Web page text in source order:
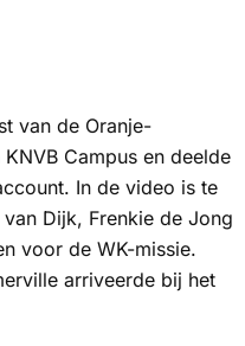
van de Oranje-
Campus en deelde
In de video is te
Dijk, Frenkie de Jong
voor de WK-missie.
arriveerde bij het